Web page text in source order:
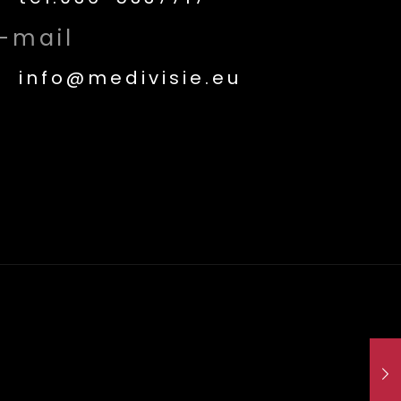
mail
info@medivisie.eu